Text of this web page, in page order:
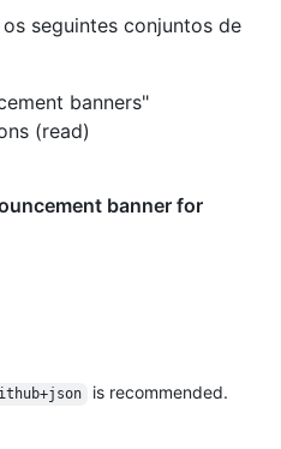
seguintes conjuntos de
banners"
(read)
banner for
is recommended.